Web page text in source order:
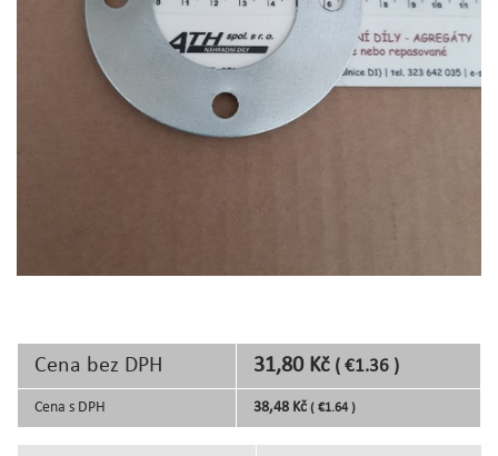
Cena bez DPH 31,80 Kč ( €1.36 )
Cena s DPH 38,48 Kč ( €1.64 )